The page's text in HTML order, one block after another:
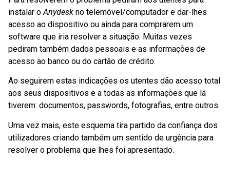
instalar oAnydesk no telemóvel/computador e dar-lhes
acesso ao dispositivo ou ainda para comprarem um
software que iria resolver a situação. Muitas vezes
pediram também dados pessoais e as informações de
acesso ao banco ou do cartão de crédito.
Ao seguirem estas indicações os utentes dão acesso total
aos seus dispositivos e a todas as informações que lá
tiverem: documentos, passwords, fotografias, entre outros.
Uma vez mais, este esquema tira partido da confiança dos
utilizadores criando também um sentido de urgência para
resolver o problema que lhes foi apresentado.